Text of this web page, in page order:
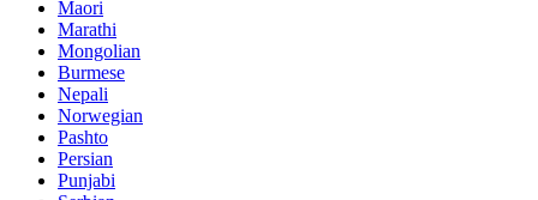
Maori
Marathi
Mongolian
Burmese
Nepali
Norwegian
Pashto
Persian
Punjabi